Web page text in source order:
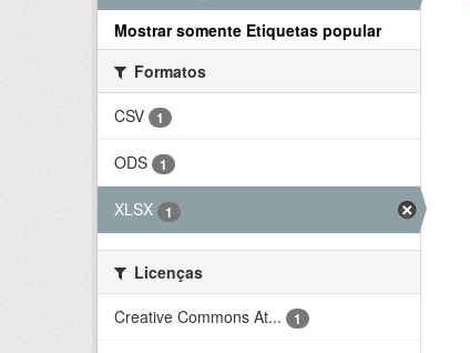
Mostrar somente Etiquetas popular
Formatos
CSV
1
ODS 1
XLSX 1
Licenças
Creative Commons At...
1